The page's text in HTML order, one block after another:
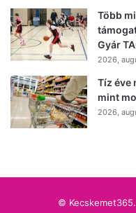
Több
Gyár
2026,
Tíz éve
mint
2026,
©